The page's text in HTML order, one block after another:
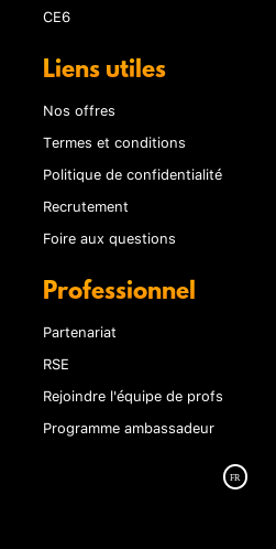
CE6
Liens utiles
Nos offres
Termes et conditions
Politique de confidentialité
Recrutement
Foire aux questions
Professionnel
Partenariat
RSE
Rejoindre l'équipe de profs
Programme ambassadeur